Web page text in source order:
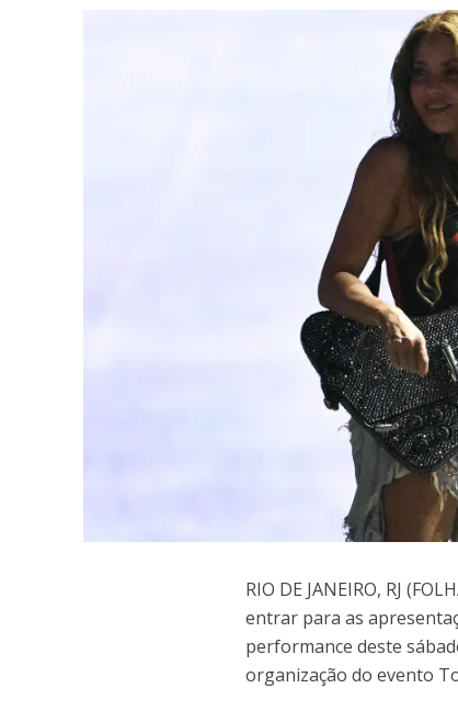
RIO DE JANEIRO, RJ
entrar para as
performance deste
organização do evento